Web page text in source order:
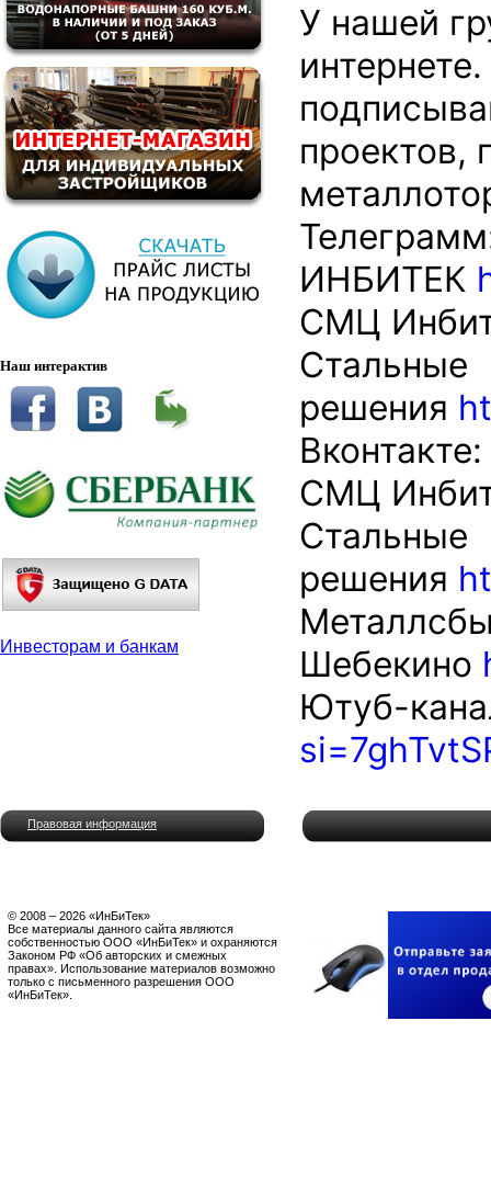
Наш интерактив
Инвесторам и банкам
У нашей
проектов,
ИНБИТЕК
СМЦ
Стальные
решения
Вконтакте:
СМЦ
Стальные
решения
Шебекино
Ютуб-
Правовая информация
© 2008 – 2026 «ИнБиТек»
Все материалы данного сайта являются
собственностью ООО «ИнБиТек» и охраняются
Законом РФ «Об авторских и смежных
правах». Использование материалов возможно
только с письменного разрешения ООО
«ИнБиТек».